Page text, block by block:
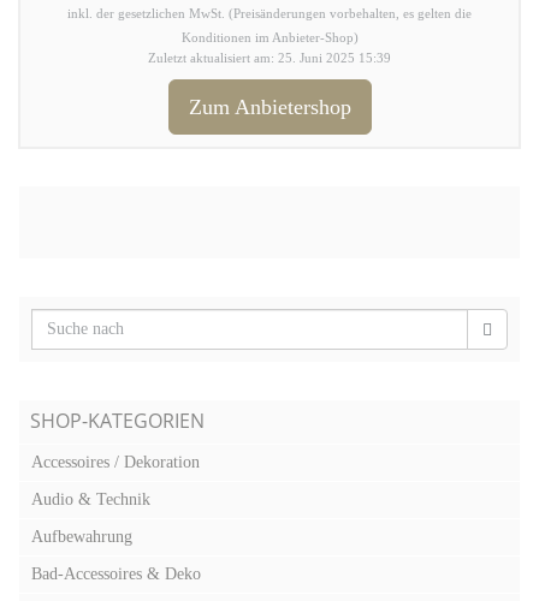
inkl. der gesetzlichen MwSt. (Preisänderungen vorbehalten, es gelten die
Konditionen im Anbieter-Shop)
Zuletzt aktualisiert am: 25. Juni 2025 15:39
Zum Anbietershop
SHOP-KATEGORIEN
Accessoires / Dekoration
Audio & Technik
Aufbewahrung
Bad-Accessoires & Deko